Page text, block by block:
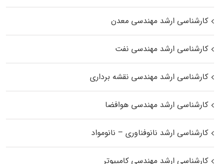
کارشناسی ارشد مهندسی معدن
کارشناسی ارشد مهندسی نفت
کارشناسی ارشد مهندسی نقشه برداری
کارشناسی ارشد مهندسی هوافضا
کارشناسی ارشد نانوفناوری – نانومواد
کارشناسی ارشد مهندسی کامپیوتر